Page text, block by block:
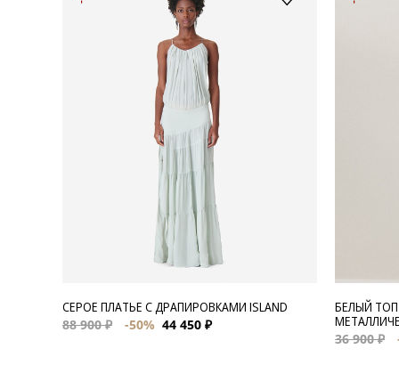
СЕРОЕ ПЛАТЬЕ С ДРАПИРОВКАМИ ISLAND
88 900 ₽
-50% 44 450 ₽
БЕЛЫЙ
36 900 ₽